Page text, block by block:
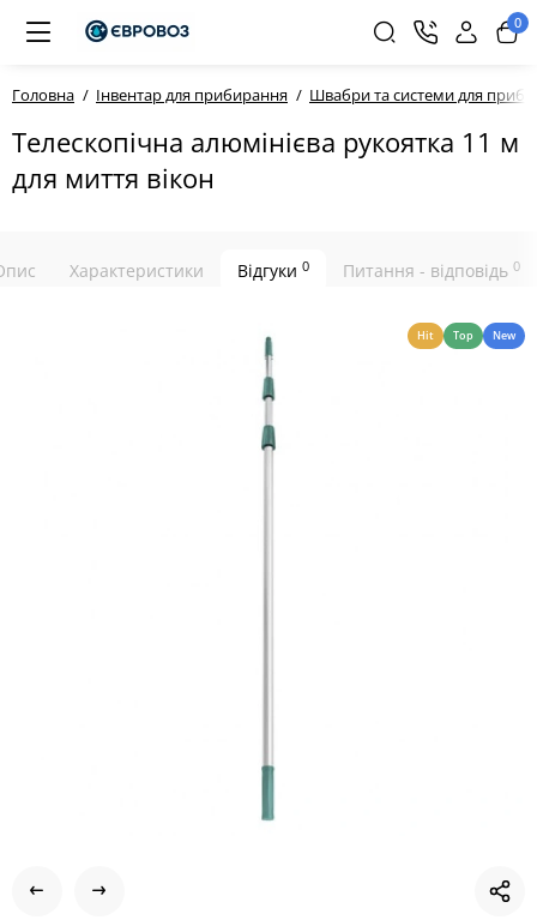
0
Головна Інвентар для прибирання Швабри та системи для
Телескопічна алюмінієва рукоятка 11 м
для миття вікон
Характеристики Відгуки 0 Питання - відповідь 0
Hit Top New